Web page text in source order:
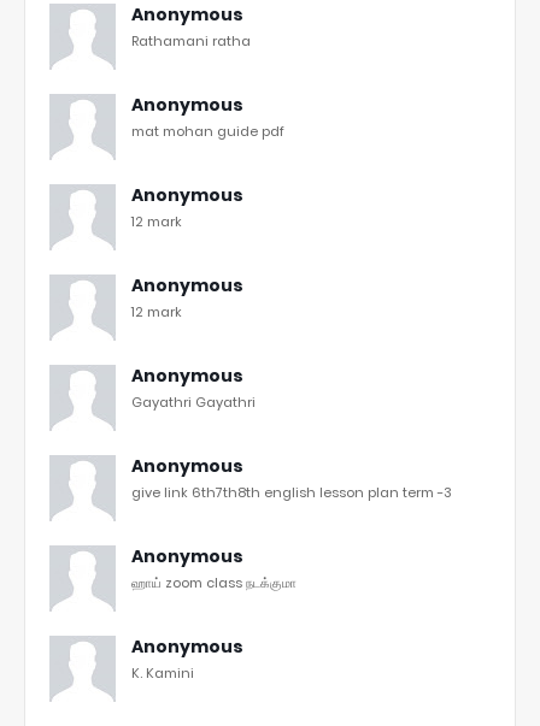
Anonymous
Rathamani ratha
Anonymous
mat mohan guide pdf
Anonymous
12 mark
Anonymous
12 mark
Anonymous
Gayathri Gayathri
Anonymous
give link 6th7th8th english lesson plan term -3
Anonymous
ஹாய் zoom class நடக்குமா
Anonymous
K. Kamini